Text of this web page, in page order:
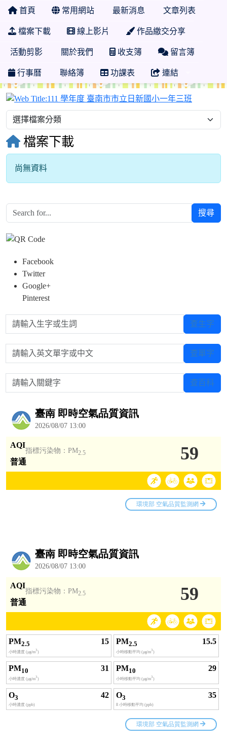
首頁 常用網站 最新消息 文章列表
檔案下載 線上影片 作品繳交分享
活動剪影 關於我們 收支簿 留言簿
行事曆 聯絡簿 功課表 連結
檔案下載
尚無資料
搜尋
Facebook
Twitter
Google+
Pinterest
請輸入生字或生詞 查生字
請輸入英文單字或中文 查單字
請輸入關鍵字 查百科